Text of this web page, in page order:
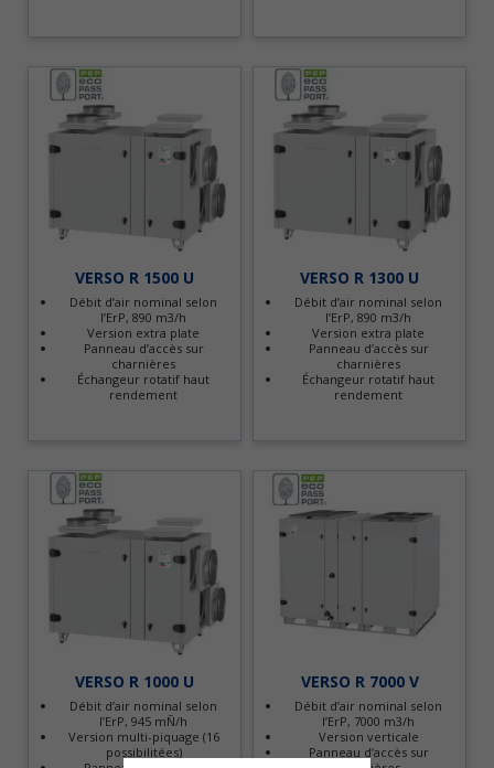
VERSO R 1500 U
Débit d’air nominal selon
l’ErP, 890 m3/h
Version extra plate
Panneau d’accès sur
charnières
Échangeur rotatif haut
rendement
VERSO R 1300 U
Débit d’air nominal selon
l’ErP, 890 m3/h
Version extra plate
Panneau d’accès sur
charnières
Échangeur rotatif haut
rendement
VERSO R 1000 U
Débit d’air nominal selon
l’ErP, 945 mÑ/h
Version multi-piquage (16
possibilitées)
VERSO R 7000 V
Débit d’air nominal selon
l’ErP, 7000 m3/h
Version verticale
Panneau d’accès sur